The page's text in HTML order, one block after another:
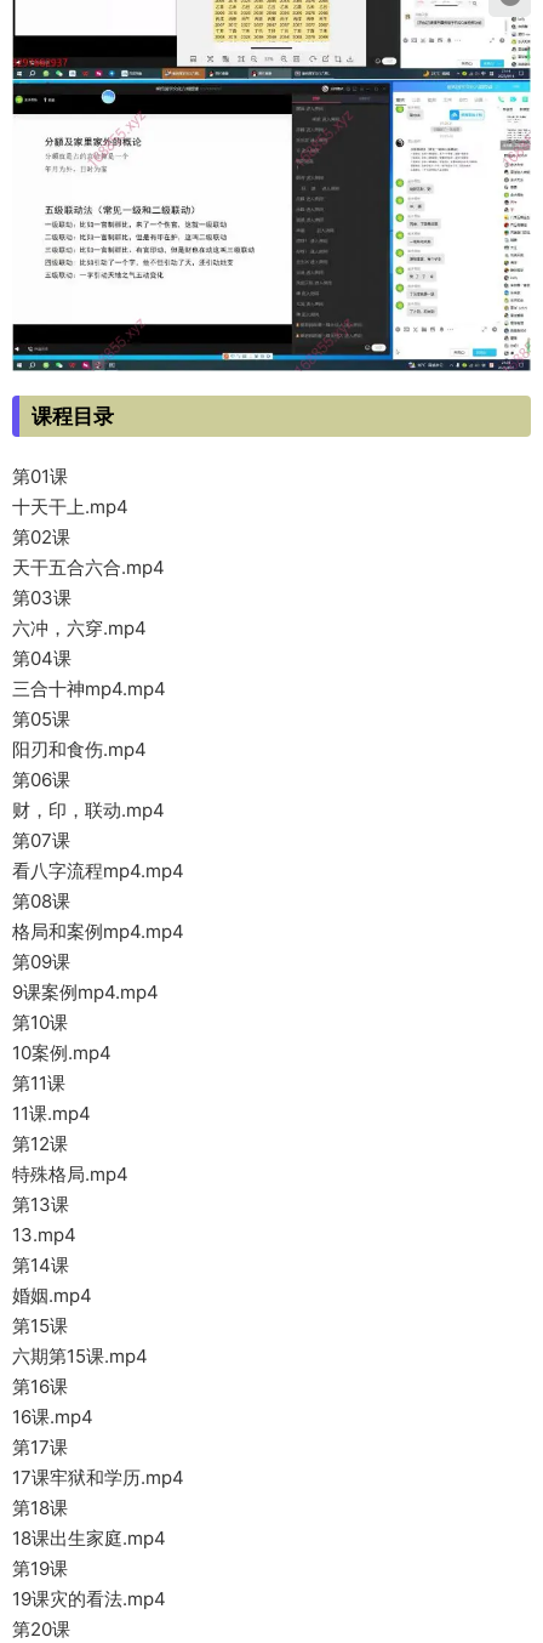
课程目录
第01课
十天干上.mp4
第02课
天干五合六合.mp4
第03课
六冲，六穿.mp4
第04课
三合十神mp4.mp4
第05课
阳刃和食伤.mp4
第06课
财，印，联动.mp4
第07课
看八字流程mp4.mp4
第08课
格局和案例mp4.mp4
第09课
9课案例mp4.mp4
第10课
10案例.mp4
第11课
11课.mp4
第12课
特殊格局.mp4
第13课
13.mp4
第14课
婚姻.mp4
第15课
六期第15课.mp4
第16课
16课.mp4
第17课
17课牢狱和学历.mp4
第18课
18课出生家庭.mp4
第19课
19课灾的看法.mp4
第20课